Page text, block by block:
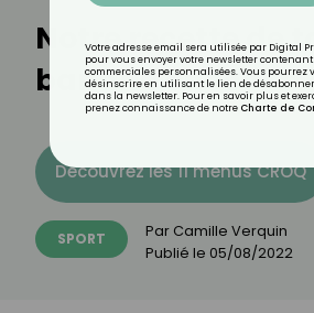
Notre recette de
banane chocolat
Découvrez les 11 menus CROQ
SPORT Par Camille Verquin
Publié le 05/08/2022
Votre adresse email sera utilisée par Digital
pour vous envoyer votre newsletter contenant
commerciales personnalisées. Vous pourrez
désinscrire en utilisant le lien de
dans la newsletter. Pour en savoir plus et
prenez connaissance de notre Charte de